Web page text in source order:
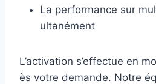
La performance sur
ultanément
L’activation s’effectue en
ès votre demande. Notre